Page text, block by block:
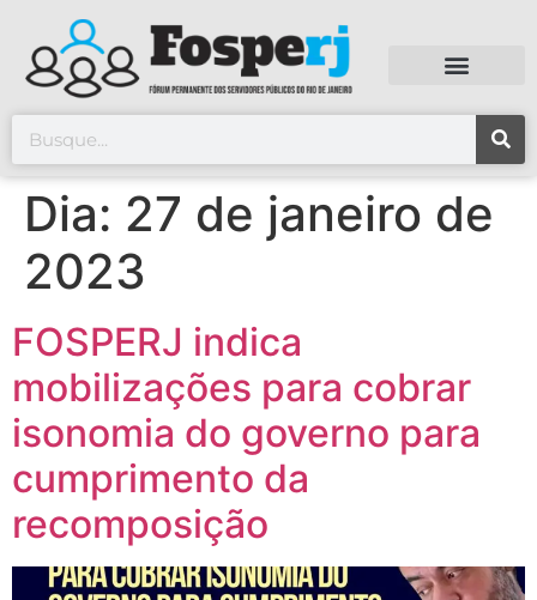
Dia: 27 de janeiro de
2023
FOSPERJ indica
mobilizações para cobrar
isonomia do governo para
cumprimento da
recomposição